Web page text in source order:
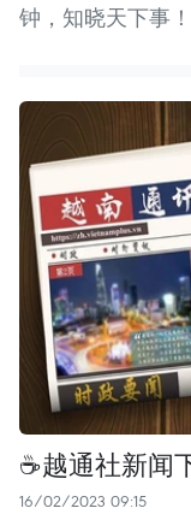
钟，知晓天下事！
☕越通社新闻
16/02/2023 09:15